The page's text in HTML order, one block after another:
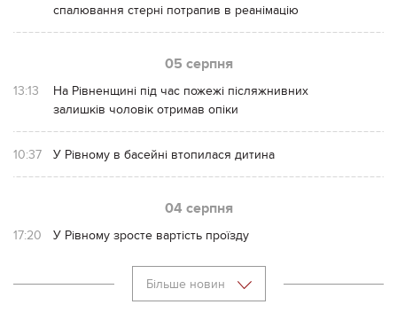
спалювання стерні потрапив в реанімацію
05 серпня
13:13
На Рівненщині під час пожежі післяжнивних
залишків чоловік отримав опіки
10:37 У Рівному в басейні втопилася дитина
04 серпня
17:20 У Рівному зросте вартість проїзду
Більше новин